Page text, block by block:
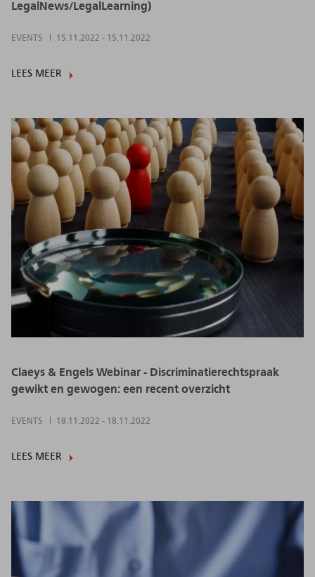
LegalNews/LegalLearning)
EVENTS 15.11.2022 - 15.11.2022
LEES MEER
Claeys & Engels Webinar - Discriminatierechtspraak
gewikt en gewogen: een recent overzicht
EVENTS 18.11.2022 - 18.11.2022
LEES MEER